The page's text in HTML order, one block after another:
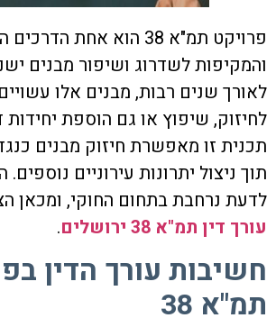
פרויקט תמ"א 38 הוא אחת
והמקיפות לשדרוג ושיפור מבנים
לאורך שנים רבות, מבנים אלו
לחיזוק, שיפוץ או גם הוספת יחידות
תכנית זו מאפשרת חיזוק מבנים
תוך ניצול יתרונות עירוניים
לדעת נרחבת בתחום החוקי, ומכאן
עורך דין תמ"א 38 ירושלים
.
חשיבות עורך הדין
תמ"א 38